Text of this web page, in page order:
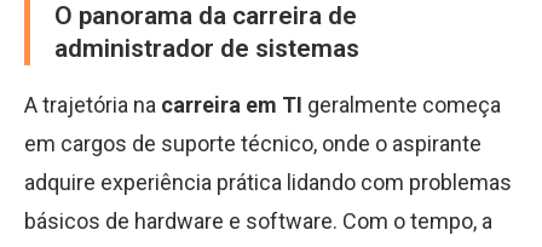
O panorama da carreira de
administrador de sistemas
A trajetória na carreira em TI geralmente começa
em cargos de suporte técnico, onde o aspirante
adquire experiência prática lidando com problemas
básicos de hardware e software. Com o tempo, a